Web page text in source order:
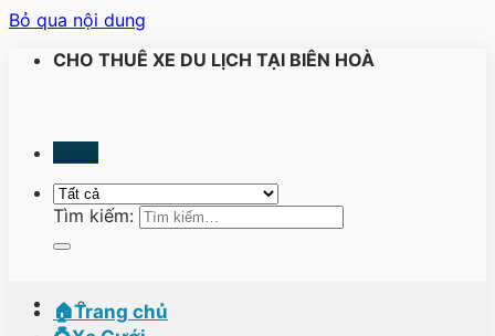
Bỏ qua nội dung
CHO THUÊ XE DU LỊCH TẠI BIÊN HOÀ
Tìm kiếm:
🏠Trang chủ